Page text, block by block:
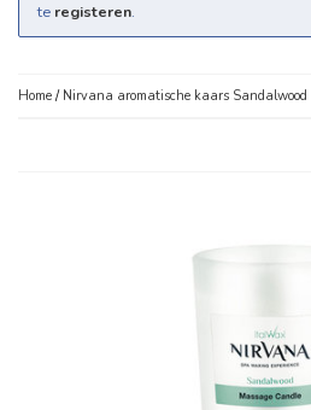
te registeren.
Home / Nirvana aromatische kaars Sandalwood